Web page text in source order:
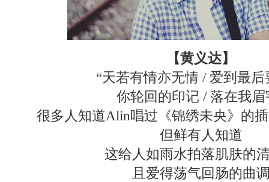
【黄义达】
“天若有情亦无情 / 爱到最后
你轮回的印记 / 落在我眉
很多人知道Alin唱过《锦绣未央》的
但鲜有人知道
这给人如雨水拍落肌肤的
且爱得荡气回肠的曲